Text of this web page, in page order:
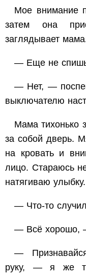
Мое внимание
затем она
заглядывает
— Еще не
— Нет, —
выключателю
Мама тихонько
за собой дверь.
на кровать и
лицо. Стараюсь
натягиваю улыбку.
— Что-то
— Всё хорошо,
—
руку, — я же